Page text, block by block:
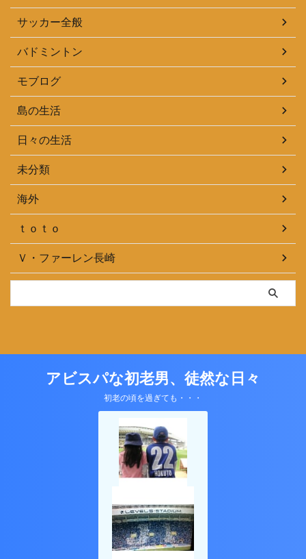
サッカー全般
バドミントン
モブログ
島の生活
日々の生活
未分類
海外
ｔｏｔｏ
Ｖ・ファーレン長崎
アビスパな初老男、徒然な日々
初老の頃を過ぎても・・・